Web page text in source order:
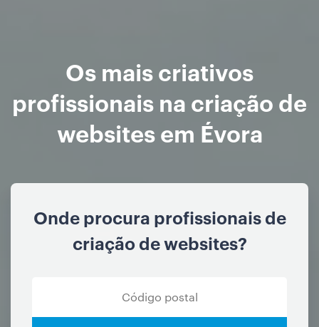
Os mais criativos
profissionais na criação de
websites em Évora
Onde procura profissionais de
criação de websites?